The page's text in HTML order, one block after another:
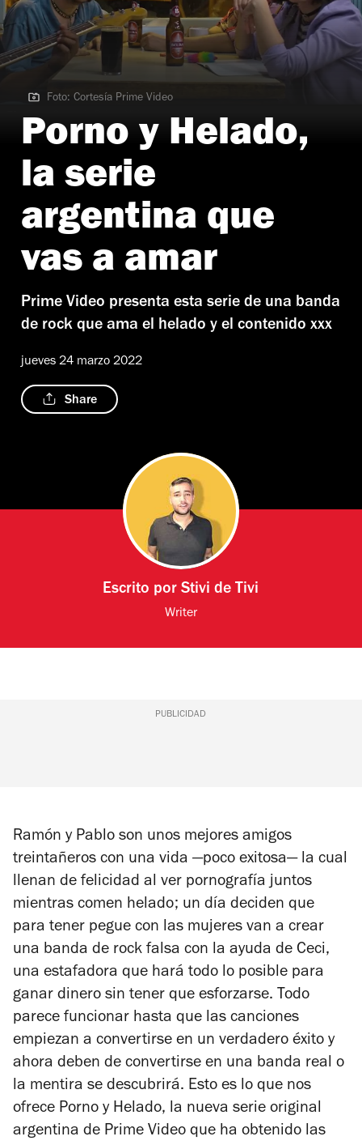
Foto: Cortesía Prime Video
Foto: Cortesía Prime Video
Porno y Helado,
la serie
argentina que
vas a amar
Prime Video presenta esta serie de una banda
de rock que ama el helado y el contenido xxx
jueves 24 marzo 2022
Share
Escrito porStivi de Tivi
Writer
PUBLICIDAD
Ramón y Pablo son unos mejores amigos
treintañeros con una vida —poco exitosa— la cual
llenan de felicidad al ver pornografía juntos
mientras comen helado; un día deciden que
para tener pegue con las mujeres van a crear
una banda de rock falsa con la ayuda de Ceci,
una estafadora que hará todo lo posible para
ganar dinero sin tener que esforzarse. Todo
parece funcionar hasta que las canciones
empiezan a convertirse en un verdadero éxito y
ahora deben de convertirse en una banda real o
la mentira se descubrirá. Esto es lo que nos
ofrece Porno y Helado, la nueva serie original
argentina de Prime Video que ha obtenido las